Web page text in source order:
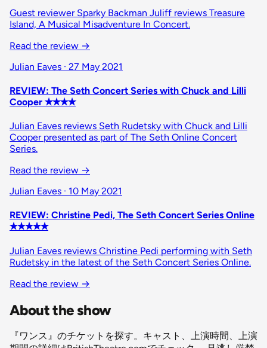
Guest reviewer Sparky Backman Juliff reviews Treasure
Island, A Musical Misadventure In Concert.
Read the review →
Julian Eaves · 27 May 2021
REVIEW: The Seth Concert Series with Chuck and Lilli
Cooper ✭✭✭✭
Julian Eaves reviews Seth Rudetsky with Chuck and Lilli
Cooper presented as part of The Seth Online Concert
Series.
Read the review →
Julian Eaves · 10 May 2021
REVIEW: Christine Pedi, The Seth Concert Series Online
✭✭✭✭✭
Julian Eaves reviews Christine Pedi performing with Seth
Rudetsky in the latest of the Seth Concert Series Online.
Read the review →
About the show
『ワンス』のチケットを探す。キャスト、上演時間、上演